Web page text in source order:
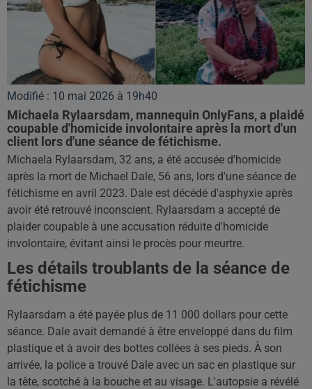
Modifié : 10 mai 2026 à 19h40
Michaela Rylaarsdam, mannequin OnlyFans, a plaidé
coupable d'homicide involontaire après la mort d'un
client lors d'une séance de fétichisme.
Michaela Rylaarsdam, 32 ans, a été accusée d'homicide
après la mort de Michael Dale, 56 ans, lors d'une séance de
fétichisme en avril 2023. Dale est décédé d'asphyxie après
avoir été retrouvé inconscient. Rylaarsdam a accepté de
plaider coupable à une accusation réduite d'homicide
involontaire, évitant ainsi le procès pour meurtre.
Les détails troublants de la séance de
fétichisme
Rylaarsdam a été payée plus de 11 000 dollars pour cette
séance. Dale avait demandé à être enveloppé dans du film
plastique et à avoir des bottes collées à ses pieds. À son
arrivée, la police a trouvé Dale avec un sac en plastique sur
la tête, scotché à la bouche et au visage. L'autopsie a révélé